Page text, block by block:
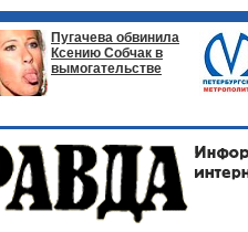
Пугачева обвинила
Ксению Собчак в
вымогательстве